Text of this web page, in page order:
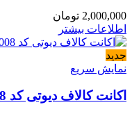
2,000,000 تومان
اطلاعات بیشتر
جدید
نمایش سریع
اکانت کالاف دیوتی کد 1008